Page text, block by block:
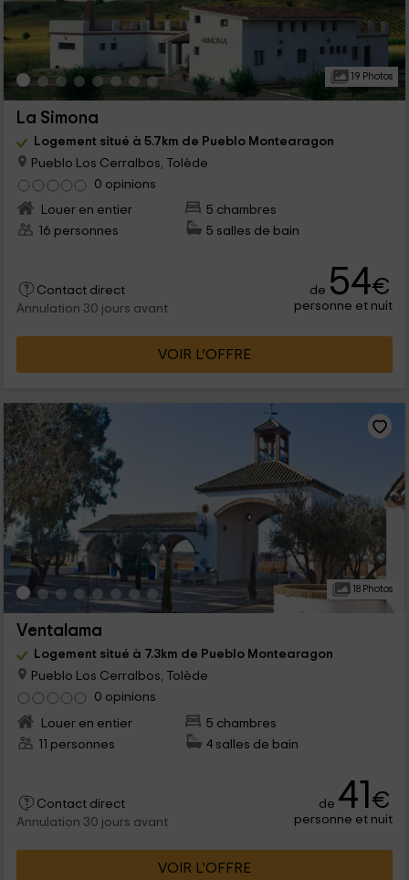
19 Photos
La Simona
Logement situé à 5.7km de Pueblo Montearagon
Pueblo Los Cerralbos, Tolède
0 opinions
Louer en entier
5 chambres
16 personnes
5 salles de bain
Contact direct
Annulation 30 jours avant
de 54€
personne et nuit
VOIR L’OFFRE
18 Photos
Ventalama
Logement situé à 7.3km de Pueblo Montearagon
Pueblo Los Cerralbos, Tolède
0 opinions
Louer en entier
5 chambres
11 personnes
4 salles de bain
Contact direct
Annulation 30 jours avant
de 41€
personne et nuit
VOIR L’OFFRE